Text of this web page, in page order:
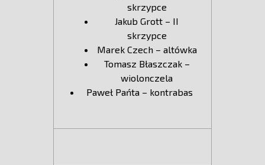
skrzypce
Jakub Grott – II
skrzypce
Marek Czech – altówka
Tomasz Błaszczak –
wiolonczela
Paweł Pańta – kontrabas